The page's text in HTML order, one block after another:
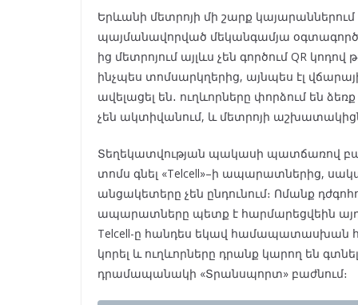
Երևանի մետրոյի մի շարք
պայմանավորված մեկանգամյա
ից մետրոյում այլևս չեն գործում QR
ինչպես տոմսարկղերից, այնպես էլ
ավելացել են․ ուղևորները փորձում են
չեն ակտիվանում, և մետրոյի
Տեղեկատվության պակասի պատճառով
տոմս գնել «Telcell»–ի ապարատներից,
անցակետերը չեն ընդունում։ Ոմանք
ապարատները պետք է հարմարեցվեին այդ
Telcell-ը հանդես եկավ համապատասխան
կորել և ուղևորները դրանք կարող են
դրամապանակի «Տրանսպորտ» բաժնում։